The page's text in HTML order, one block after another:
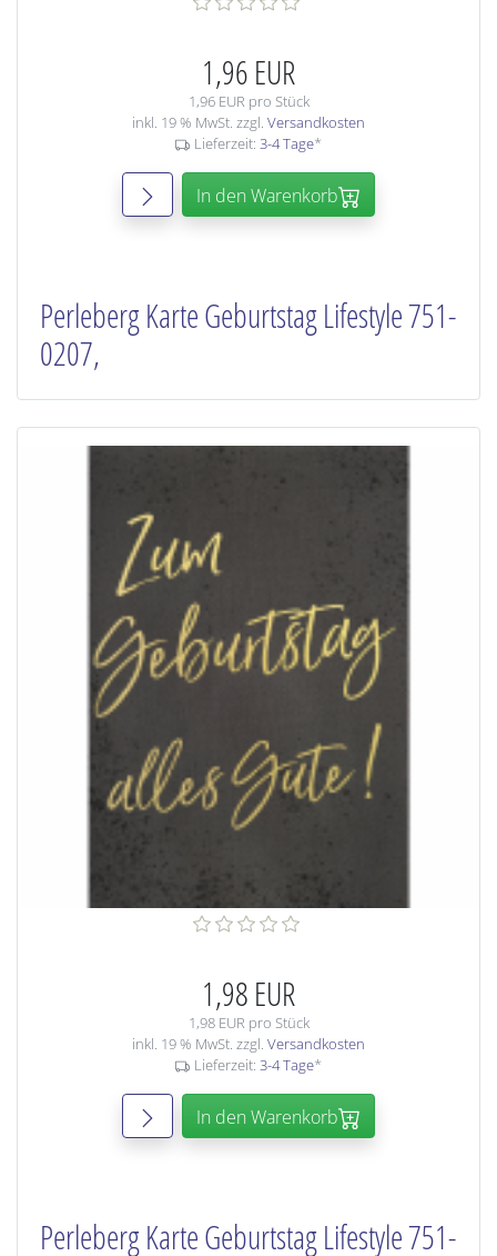
1,96 EUR
1,96 EUR pro Stück
inkl. 19 % MwSt. zzgl. Versandkosten
Lieferzeit: 3-4 Tage*
In den Warenkorb
Perleberg Karte Geburtstag Lifestyle 751-
0207,
1,98 EUR
1,98 EUR pro Stück
inkl. 19 % MwSt. zzgl. Versandkosten
Lieferzeit: 3-4 Tage*
In den Warenkorb
Perleberg Karte Geburtstag Lifestyle 751-